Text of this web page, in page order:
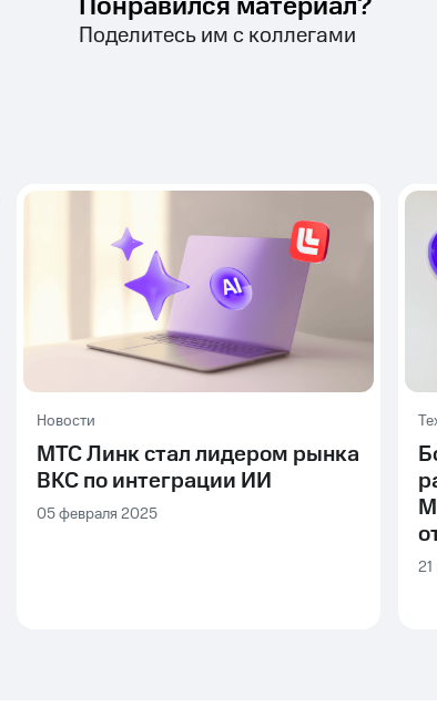
Поделитесь им с коллегами
Новости
МТС Линк стал лидером рынка
ВКС по интеграции ИИ
05 февраля 2025